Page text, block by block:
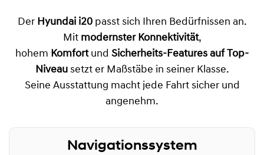
Der Hyundai i20passt sich Ihren Bedürfnissen an.
Mit modernster Konnektivität,
hohem Komfortund Sicherheits-Features auf Top-
Niveausetzt er Maßstäbe in seiner Klasse.
Seine Ausstattung macht jede Fahrt sicher und
angenehm.
Navigationssystem